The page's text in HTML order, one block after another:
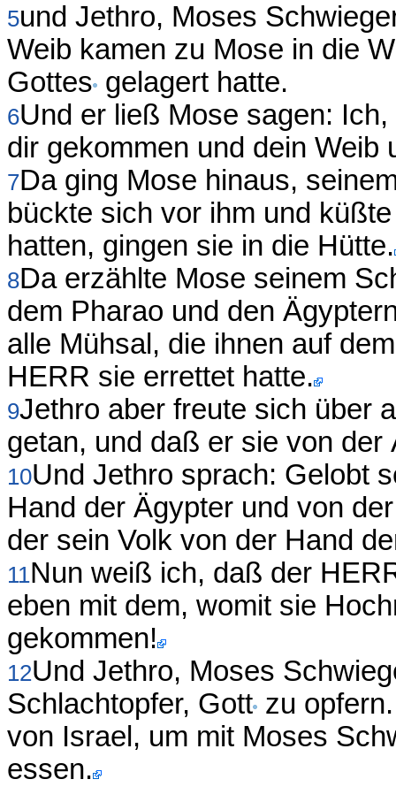
5und Jethro, Moses
Weib kamen zu Mose in die
Gottes gelagert hatte.
6Und er ließ Mose sagen:
dir gekommen und dein Weib
7Da ging Mose hinaus,
bückte sich vor ihm und
hatten, gingen sie in die Hütte.
8Da erzählte Mose seinem
dem Pharao und den
alle Mühsal, die ihnen auf
HERR sie errettet hatte.
9Jethro aber freute sich über
getan, und daß er sie von
10Und Jethro sprach: Gelobt
Hand der Ägypter und von
der sein Volk von der Hand
11Nun weiß ich, daß der
eben mit dem, womit sie
gekommen!
12Und Jethro, Moses
Schlachtopfer, Gott zu
von Israel, um mit Moses
essen.